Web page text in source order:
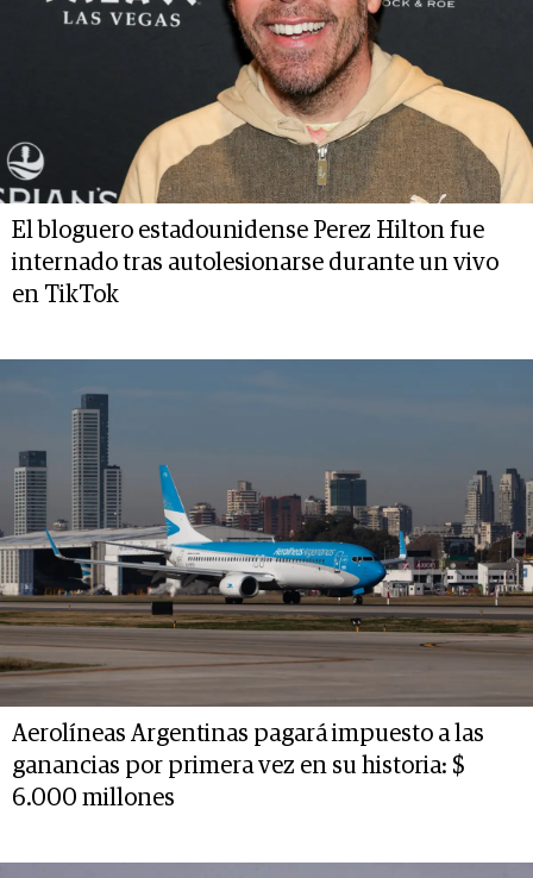
El bloguero estadounidense Perez Hilton fue
internado tras autolesionarse durante un vivo
en TikTok
Aerolíneas Argentinas pagará impuesto a las
ganancias por primera vez en su historia: $
6.000 millones